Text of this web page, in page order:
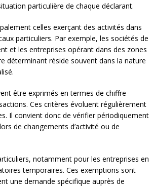
particulière de chaque déclarant.
celles exerçant des activités dans
particuliers. Par exemple, les sociétés de
et les entreprises opérant dans des zones
déterminant réside souvent dans la nature
être exprimés en termes de chiffre
Ces critères évoluent régulièrement
Il convient donc de vérifier périodiquement
de changements d’activité ou de
notamment pour les entreprises en
temporaires. Ces exemptions sont
une demande spécifique auprès de